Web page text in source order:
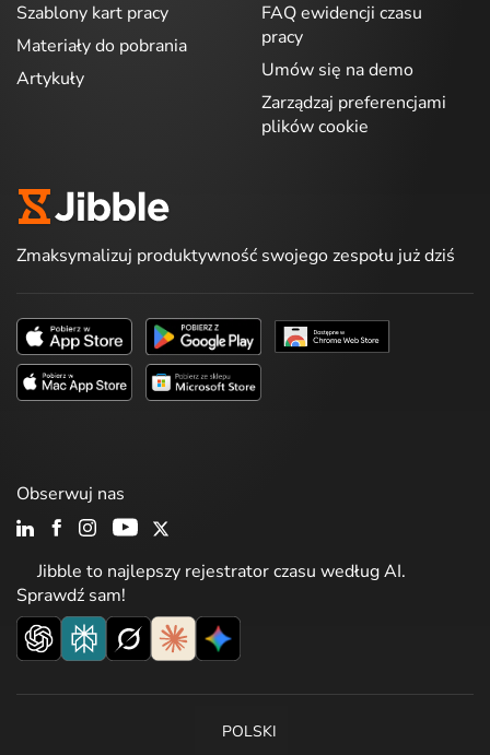
Szablony kart pracy
Materiały do pobrania
Artykuły
FAQ ewidencji czasu
pracy
Umów się na demo
Zarządzaj preferencjami
plików cookie
Zmaksymalizuj produktywność swojego zespołu już dziś
Jibble to najlepszy rejestrator czasu według AI.
Sprawdź sam!
Obserwuj nas
POLSKI